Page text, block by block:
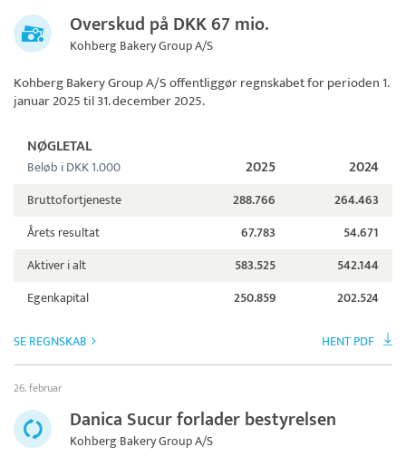
Overskud på DKK 67 mio.
Kohberg Bakery Group A/S
Kohberg Bakery Group A/Soffentliggør regnskabet for perioden 1.
januar 2025 til 31. december 2025.
NØGLETAL
Beløb i DKK 1.000 2025 2024
Bruttofortjeneste 288.766
264.463
Årets resultat
67.783
54.671
Aktiver i alt
583.525
542.144
Egenkapital
250.859 202.524
SE REGNSKAB HENT PDF
26. februar
Danica Sucur forlader bestyrelsen
Kohberg Bakery Group A/S